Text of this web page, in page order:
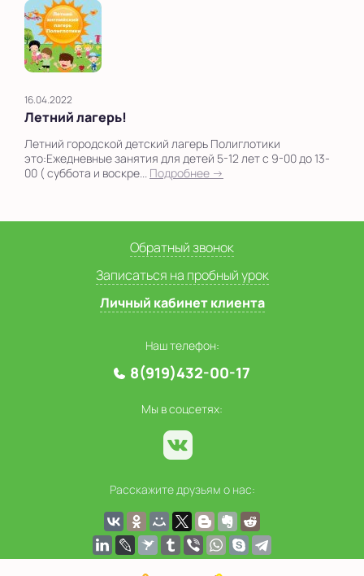
16.04.2022
Летний лагерь!
Летний городской детский лагерь Полиглотики
это:Ежедневные занятия для детей 5-12 лет с 9-00 до 13-
00 ( суббота и воскре... Подробнее →
Обратный звонок
Записаться на пробный урок
Личный кабинет клиента
Наш телефон:
8(919)432-00-17
Мы в соцсетях:
Расскажите друзьям о нас: